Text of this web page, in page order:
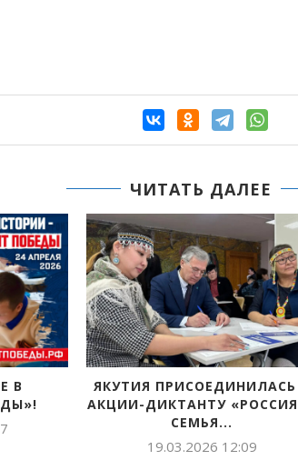
ЧИТАТЬ ДАЛЕЕ
В
ЯКУТИЯ ПРИСОЕДИНИЛАСЬ
АКЦИИ-ДИКТАНТУ
СЕМЬЯ...
19.03.2026 12:09